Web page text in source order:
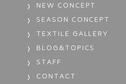
NEW CONCEPT
SEASON CONCEPT
TEXTILE GALLERY
BLOG&TOPICS
STAFF
CONTACT